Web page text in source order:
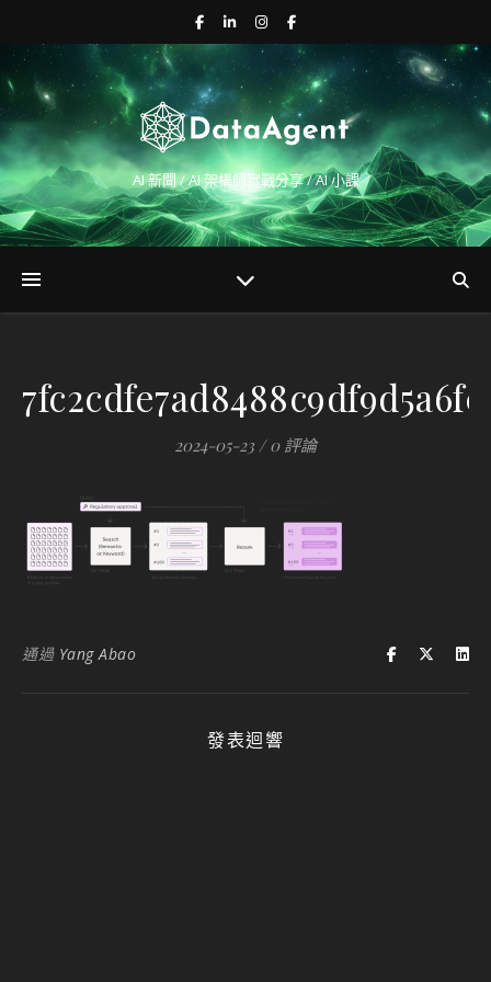
AI 新聞 / AI 架構師實戰分享 / AI 小課
2024-05-23 / 0 評論
通過 Yang Abao
發表迴響